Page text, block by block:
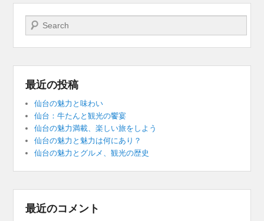
検索開始
最近の投稿
仙台の魅力と味わい
仙台：牛たんと観光の饗宴
仙台の魅力満載、楽しい旅をしよう
仙台の魅力と魅力は何にあり？
仙台の魅力とグルメ、観光の歴史
最近のコメント